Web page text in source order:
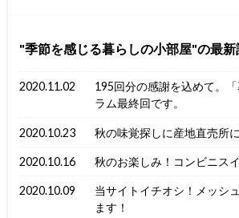
季節を感じる暮らしの小部屋 の最新
2020.11.02
195回分の感謝を込めて。
ラム最終回です。
2020.10.23 秋の味覚探しに産地直売所
2020.10.16 秋のお楽しみ！コンビニス
2020.10.09
当サイトイチオシ！メッシ
ます！